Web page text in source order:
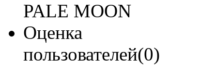
PALE MOON
Оценка
пользователей(0)